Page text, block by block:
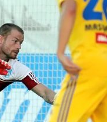
Moderní
Plavání